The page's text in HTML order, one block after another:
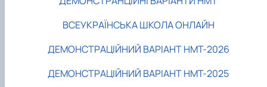
ВСЕУКРАЇНСЬКА ШКОЛА ОНЛАЙН
ДЕМОНСТРАЦІЙНИЙ ВАРІАНТ НМТ-2026
ДЕМОНСТРАЦІЙНИЙ ВАРІАНТ НМТ-2025